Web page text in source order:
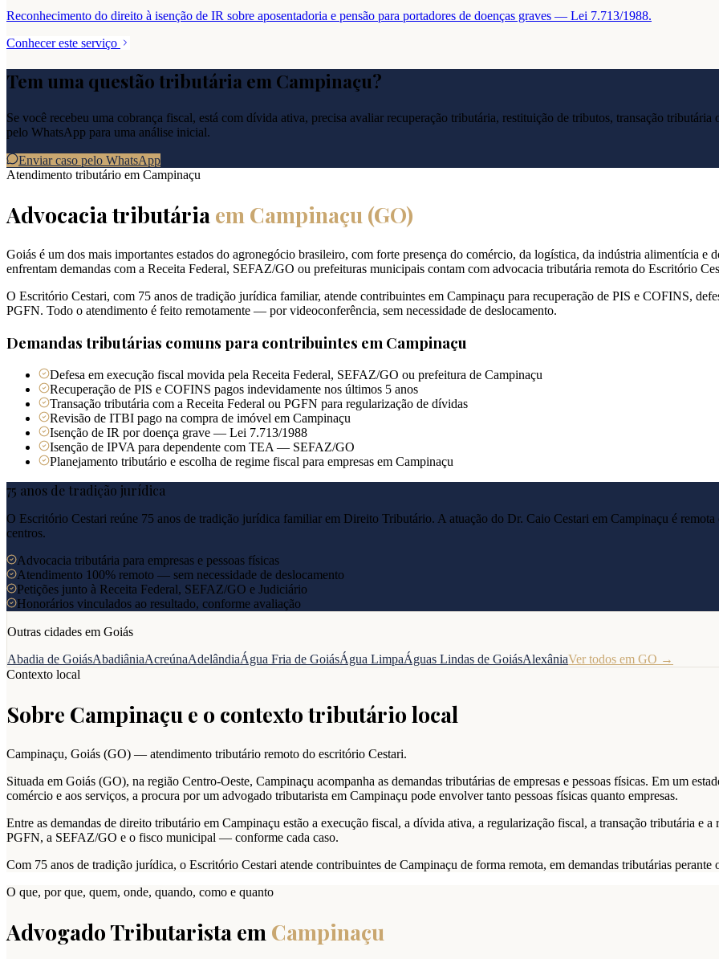
Reconhecimento do direito à isenção de IR sobre aposentadoria e pensão para portadores de doenças graves — Lei 7.713/1988.
Conhecer este serviço
Tem uma questão tributária em Campinaçu?
Se você recebeu uma cobrança fiscal, está com dívida ativa, precisa avaliar recuperação tributária, restituição de tributos, transação tributária
pelo WhatsApp para uma análise inicial.
Enviar caso pelo WhatsApp
Atendimento tributário em Campinaçu
Advocacia tributáriaemCampinaçu(GO)
Goiás é um dos mais importantes estados do agronegócio brasileiro, com forte presença do comércio, da logística, da indústria alimentícia e
enfrentam demandas com a Receita Federal, SEFAZ/GO ou prefeituras municipais contam com advocacia tributária remota do Escritório
O Escritório Cestari, com 75 anos de tradição jurídica familiar, atende contribuintes em Campinaçu para recuperação de PIS e COFINS,
PGFN. Todo o atendimento é feito remotamente — por videoconferência, sem necessidade de deslocamento.
Demandas tributárias comuns para contribuintes em Campinaçu
Defesa em execução fiscal movida pela Receita Federal, SEFAZ/GO ou prefeitura de Campinaçu
Recuperação de PIS e COFINS pagos indevidamente nos últimos 5 anos
Transação tributária com a Receita Federal ou PGFN para regularização de dívidas
Revisão de ITBI pago na compra de imóvel em Campinaçu
Isenção de IR por doença grave — Lei 7.713/1988
Isenção de IPVA para dependente com TEA — SEFAZ/GO
Planejamento tributário e escolha de regime fiscal para empresas em Campinaçu
75 anos de tradição jurídica
O Escritório Cestari reúne 75 anos de tradição jurídica familiar em Direito Tributário. A atuação do Dr. Caio Cestari em Campinaçu é
centros.
Advocacia tributária para empresas e pessoas físicas
Atendimento 100% remoto — sem necessidade de deslocamento
Petições junto à Receita Federal, SEFAZ/GO e Judiciário
Honorários vinculados ao resultado, conforme avaliação
Outras cidades em Goiás
Abadia de GoiásAbadiâniaAcreúnaAdelândiaÁgua Fria de GoiásÁgua LimpaÁguas Lindas de GoiásAlexâniaVer todos em GO →
Contexto local
Sobre Campinaçue o contexto tributário local
Campinaçu, Goiás (GO) — atendimento tributário remoto do escritório Cestari.
Situada em Goiás (GO), na região Centro-Oeste, Campinaçu acompanha as demandas tributárias de empresas e pessoas físicas. Em um
comércio e aos serviços, a procura por um advogado tributarista em Campinaçu pode envolver tanto pessoas físicas quanto empresas.
Entre as demandas de direito tributário em Campinaçu estão a execução fiscal, a dívida ativa, a regularização fiscal, a transação tributária e a
PGFN, a SEFAZ/GO e o fisco municipal — conforme cada caso.
Com 75 anos de tradição jurídica, o Escritório Cestari atende contribuintes de Campinaçu de forma remota, em demandas tributárias perante
O que, por que, quem, onde, quando, como e quanto
Advogado Tributarista em Campinaçu